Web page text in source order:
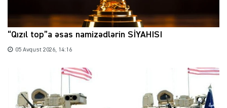
“Qızıl top”a əsas namizədlərin SİYAHISI
05 Avqust 2026, 14:16